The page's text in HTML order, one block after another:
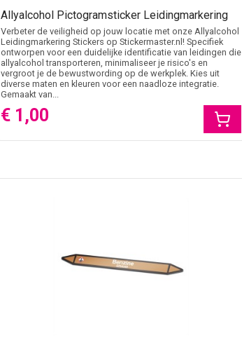
Allyalcohol Pictogramsticker Leidingmarkering
Verbeter de veiligheid op jouw locatie met onze Allyalcohol
Leidingmarkering Stickers op Stickermaster.nl! Specifiek
ontworpen voor een duidelijke identificatie van leidingen die
allyalcohol transporteren, minimaliseer je risico's en
vergroot je de bewustwording op de werkplek. Kies uit
diverse maten en kleuren voor een naadloze integratie.
Gemaakt van...
€ 1,00